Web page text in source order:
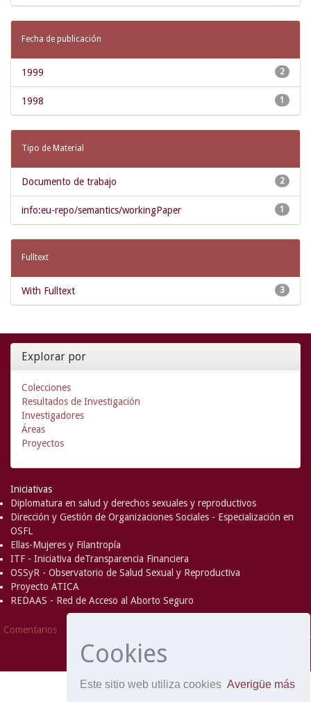
Cookies
Este sitio web utiliza cookies Averigüe más
Fecha de publicación
2
1999
1
1998
Tipo de Material
2
Documento de trabajo
1
info:eu-repo/semantics/workingPaper
Fulltext
3
With Fulltext
Explorar por
Colecciones
Resultados de Investigación
Investigadores
Áreas
Proyectos
Iniciativas
Diplomatura en salud y derechos sexuales y reproductivos
Dirección y Gestión de Organizaciones Sociales - Especialización en
OSFL
Ellas-Mujeres y Filantropía
ITF - Iniciativa deTransparencia Financiera
OSSyR - Observatorio de Salud Sexual y Reproductiva
Proyecto ATICA
REDAAS - Red de Acceso al Aborto Seguro
Comentarios
- Extensión mantenida y
optimizado por